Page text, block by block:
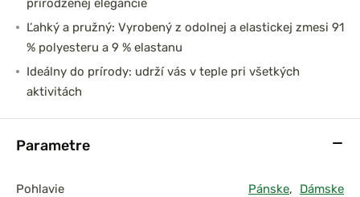
prirodzenej elegancie
Ľahký a pružný: Vyrobený z odolnej a elastickej zmesi 91
% polyesteru a 9 % elastanu
Ideálny do prírody: udrží vás v teple pri všetkých
aktivitách
Parametre
Pohlavie Pánske, Dámske